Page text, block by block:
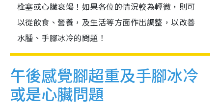
栓塞或心臟衰竭！如果各位的情況較為輕微，則可
以從飲食、營養，及生活等方面作出調整，以改善
水腫、手腳冰冷的問題！
午後感覺腳超重及手腳冰冷
或是心臟問題